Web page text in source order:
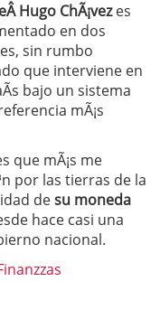
Hugo ChÃ¡vezes
en dos
sin rumbo
que interviene en
bajo un sistema
mÃ¡s
que mÃ¡s me
por las tierras de la
desu moneda
hace casi una
nacional.